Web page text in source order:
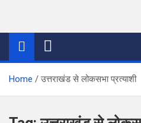
contentthetoptennews.com
Home उत्तराखंड से लोकसभा प्रत्याशी